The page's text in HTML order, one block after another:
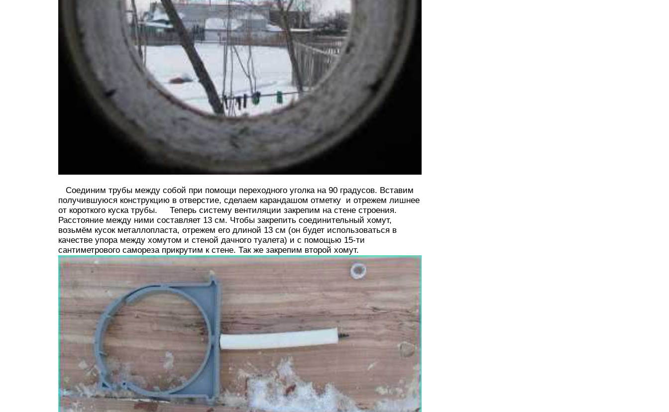
Соединим трубы между собой при помощи переходного уголка на 90 градусов. Вставим
получившуюся конструкцию в отверстие, сделаем карандашом отметку и отрежем лишнее
от короткого куска трубы. Теперь систему вентиляции закрепим на стене строения.
Расстояние между ними составляет 13 см. Чтобы закрепить соединительный хомут,
возьмём кусок металлопласта, отрежем его длиной 13 см (он будет использоваться в
качестве упора между хомутом и стеной дачного туалета) и с помощью 15-ти
сантиметрового самореза прикрутим к стене. Так же закрепим второй хомут.